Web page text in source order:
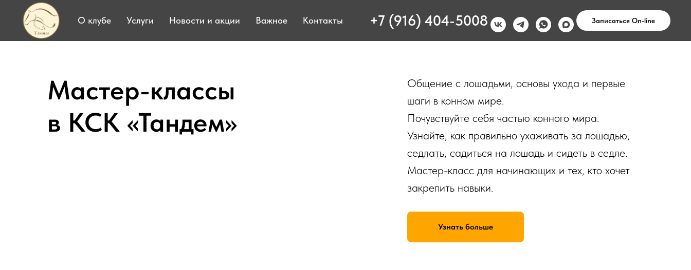
О клубе Услуги Новости и акции Важное Контакты +7 (916) 404-5008 Записаться On-line
Мастер-классы
в КСК «Тандем»
Общение с лошадьми, основы ухода и первые
шаги в конном мире.
Почувствуйте себя частью конного мира.
Узнайте, как правильно ухаживать за лошадью,
седлать, садиться на лошадь и сидеть в седле.
Мастер-класс для начинающих и тех, кто хочет
закрепить навыки.
Узнать больше